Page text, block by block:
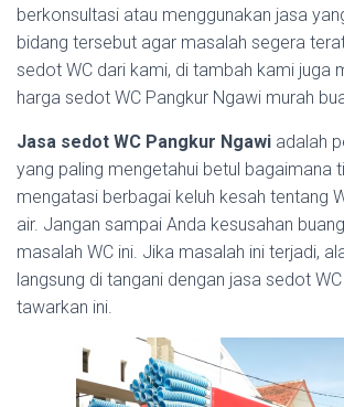
berkonsultasi atau menggunakan jasa
bidang tersebut agar masalah segera
sedot WC dari kami, di tambah kami juga
harga sedot WC Pangkur Ngawi murah
Jasa sedot WC Pangkur Ngawi adalah
yang paling mengetahui betul bagaimana
mengatasi berbagai keluh kesah tentang
air. Jangan sampai Anda kesusahan
masalah WC ini. Jika masalah ini terjadi,
langsung di tangani dengan jasa sedot
tawarkan ini.